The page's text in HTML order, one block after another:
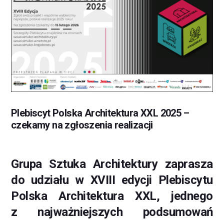
Plebiscyt Polska Architektura XXL 2025 –
czekamy na zgłoszenia realizacji
Grupa Sztuka Architektury zaprasza
do udziału w XVIII edycji Plebiscytu
Polska Architektura XXL, jednego
z najważniejszych podsumowań